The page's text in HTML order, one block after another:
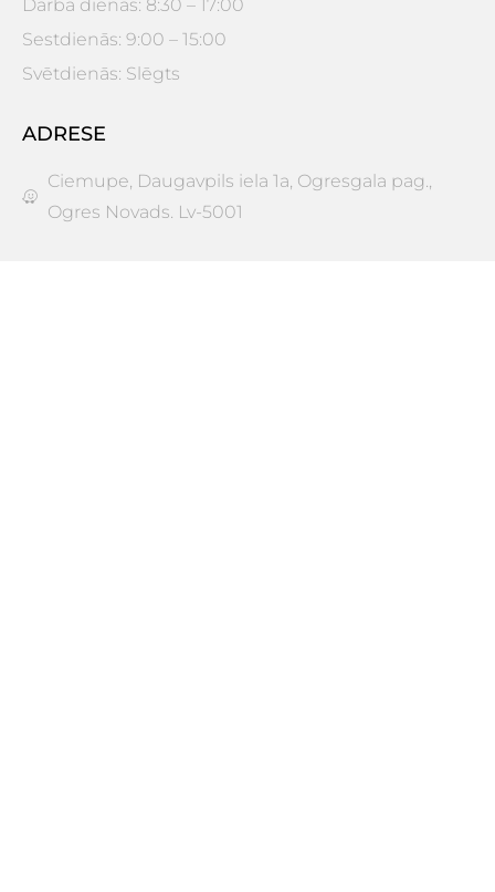
Darba dienās: 8:30 – 17:00
Sestdienās: 9:00 – 15:00
Svētdienās: Slēgts
ADRESE
Ciemupe, Daugavpils iela 1a, Ogresgala pag.,
Ogres Novads. Lv-5001